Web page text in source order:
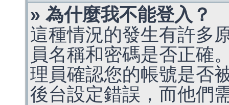
» 為什麼我不能登入？
這種情況的發生有許多
員名稱和密碼是否正確
理員確認您的帳號是否
後台設定錯誤，而他們